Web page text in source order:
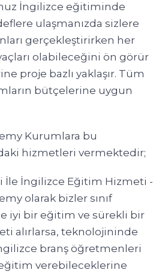
İngilizce eğitiminde
ulaşmanızda sizlere
gerçekleştirirken her
olabileceğini ön görür
proje bazlı yaklaşır. Tüm
bütçelerine uygun
Kurumlara bu
hizmetleri vermektedir;
İle İngilizce Eğitim Hizmeti -
olarak bizler sınıf
iyi bir eğitim ve sürekli bir
alırlarsa, teknolojininde
branş öğretmenleri
verebileceklerine